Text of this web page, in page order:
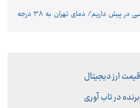
۴۰ تا ۵۰ روز گرمای نسبی در پیش داریم/ دمای تهران به ۳۸ درجه
قیمت ارز دیجیتال
برنده در تاب آوری